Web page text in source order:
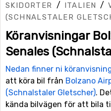
SKIDORTER / ITALIEN /
(SCHNALSTALER
Köranvisningar
Senales
Nedan finner ni
att köra bil från Bolzano
(Schnalstaler Gletscher).
kända bilvägen för att bila